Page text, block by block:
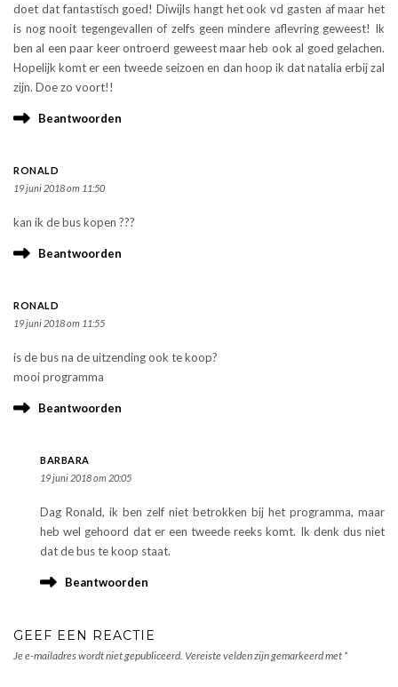
doet dat fantastisch goed! Diwijls hangt het ook vd gasten af maar het
is nog nooit tegengevallen of zelfs geen mindere aflevring geweest! Ik
ben al een paar keer ontroerd geweest maar heb ook al goed gelachen.
Hopelijk komt er een tweede seizoen en dan hoop ik dat natalia erbij zal
zijn. Doe zo voort!!
Beantwoorden
RONALD
19 juni 2018 om 11:50
kan ik de bus kopen ???
Beantwoorden
RONALD
19 juni 2018 om 11:55
is de bus na de uitzending ook te koop?
mooi programma
Beantwoorden
BARBARA
19 juni 2018 om 20:05
Dag Ronald, ik ben zelf niet betrokken bij het programma, maar
heb wel gehoord dat er een tweede reeks komt. Ik denk dus niet
dat de bus te koop staat.
Beantwoorden
GEEF EEN REACTIE
Je e-mailadres wordt niet gepubliceerd. Vereiste velden zijn gemarkeerd met *